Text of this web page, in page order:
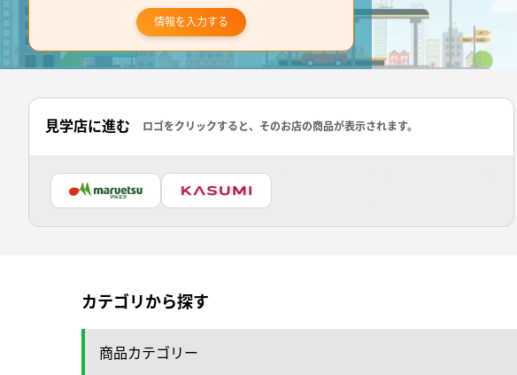
情報を入力する
見学店に進む ロゴをクリックすると、そのお店の商品が表示されます。
カテゴリから探す
商品カテゴリー